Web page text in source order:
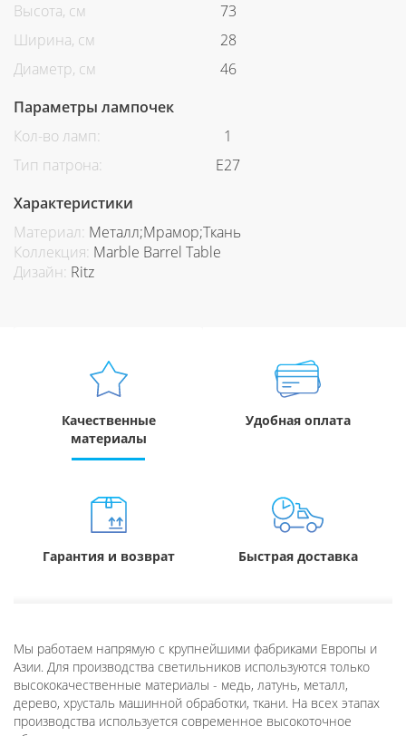
Высота, см
73
Ширина, см
28
Диаметр, см
46
Параметры лампочек
Кол-во ламп:
1
Тип патрона:
Е27
Характеристики
Материал: Металл;Мрамор;Ткань
Коллекция: Marble Barrel Table
Дизайн: Ritz
Качественные
материалы
Удобная оплата
Гарантия и возврат Быстрая доставка
Мы работаем напрямую с крупнейшими фабриками Европы и
Азии. Для производства светильников используются только
высококачественные материалы - медь, латунь, металл,
дерево, хрусталь машинной обработки, ткани. На всех этапах
производства используется современное высокоточное